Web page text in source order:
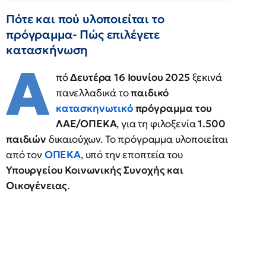
Πότε και πού υλοποιείται το
πρόγραμμα- Πώς επιλέγετε
κατασκήνωση
Α πόΔευτέρα 16 Ιουνίου 2025 ξεκινά
πανελλαδικά τοπαιδικό
κατασκηνωτικόπρόγραμμα του
ΛΑΕ/ΟΠΕΚΑ, για τη φιλοξενία1.500
παιδιών δικαιούχων. Το πρόγραμμα υλοποιείται
από τονΟΠΕΚΑ, υπό την εποπτεία του
Υπουργείου Κοινωνικής Συνοχής και
Οικογένειας.